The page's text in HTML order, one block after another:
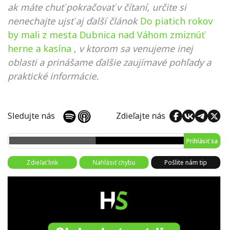
ak máte chuť pokračovať v čítaní, určite si
nenechajte ujsť aj ďalší článok Do piatich rokov
by mali z mesta Dubnica nad Váhom zmiznúť
herne a kasína , v ktorom sa venujeme inej
oblasti a prinášame ďalšie zaujímavé pohľady a
praktické informácie.
Sledujte nás Zdieľajte nás
Prihlásiť sa
Zdieľať link Nahlásiť chybu Pošlite nám tip